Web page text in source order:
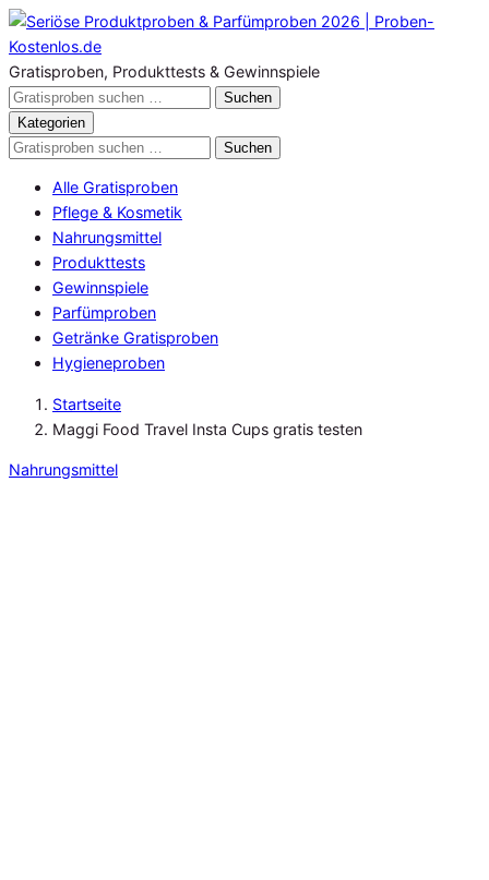
Zum
Inhalt
springen
Gratisproben, Produkttests & Gewinnspiele
Gratisproben
durchsuchen
Suchen
Kategorien
Gratisproben
Suchen
Alle Gratisproben
Pflege & Kosmetik
Nahrungsmittel
Produkttests
Gewinnspiele
Parfümproben
Getränke Gratisproben
Hygieneproben
Startseite
Maggi Food Travel Insta Cups gratis testen
Nahrungsmittel